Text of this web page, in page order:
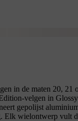
in de maten 20, 21
velgen in Glossy
gepolijst
Elk wielontwerp vult